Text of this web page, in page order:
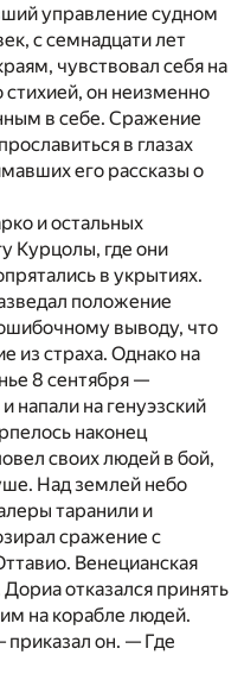
управление судном
с семнадцати лет
чувствовал себя на
стихией, он неизменно
в себе. Сражение
в глазах
его рассказы о
и остальных
Курцолы, где они
в укрытиях.
положение
выводу, что
из страха. Однако на
8 сентября —
напали на генуэзский
наконец
своих людей в бой,
Над землей небо
таранили и
сражение с
Венецианская
отказался принять
на корабле людей.
приказал он. — Где